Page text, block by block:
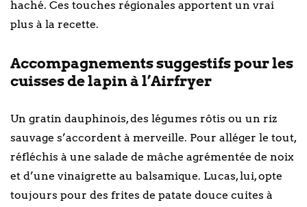
haché. Ces touches régionales apportent un vrai
plus à la recette.
Accompagnements suggestifs pour les
cuisses de lapin à l’Airfryer
Un gratin dauphinois, des légumes rôtis ou un riz
sauvage s’accordent à merveille. Pour alléger le tout,
réfléchis à une salade de mâche agrémentée de noix
et d’une vinaigrette au balsamique. Lucas, lui, opte
toujours pour des frites de patate douce cuites à